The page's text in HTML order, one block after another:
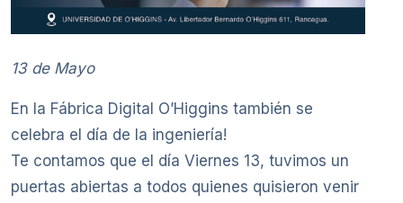
13 de Mayo
En la Fábrica Digital O’Higgins también se
celebra el día de la ingeniería!
Te contamos que el día Viernes 13, tuvimos un
puertas abiertas a todos quienes quisieron venir